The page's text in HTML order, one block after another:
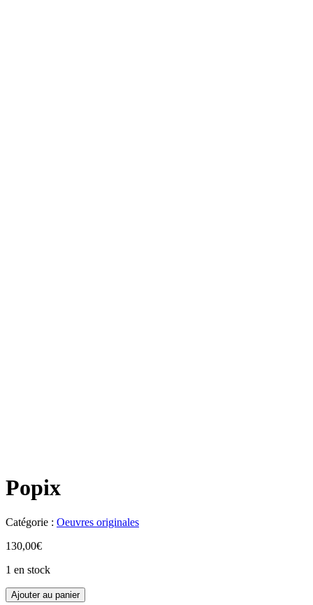
Popix
Catégorie : Oeuvres originales
130,00€
1 en stock
Ajouter au panier